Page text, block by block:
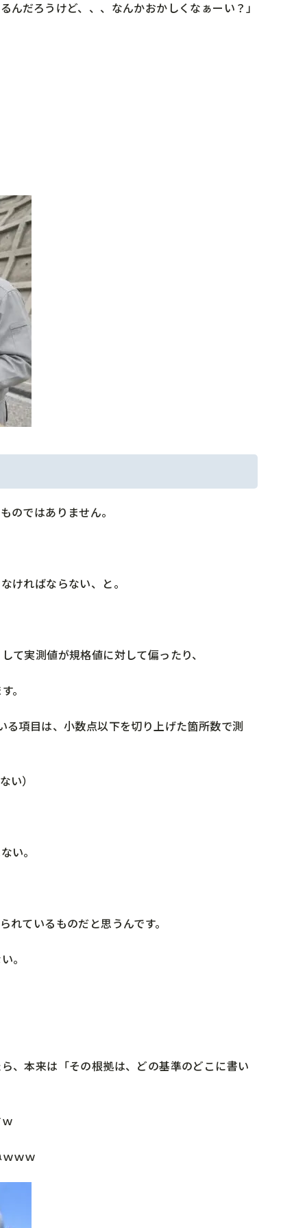
だろうけど、、、なんかおかしくなぁーい？」
のではありません。
ければならない、と。
て実測値が規格値に対して偏ったり、
。
項目は、小数点以下を切り上げた箇所数で測
い）
い。
ているものだと思うんです。
。
、本来は「その根拠は、どの基準のどこに書い
ｗｗ